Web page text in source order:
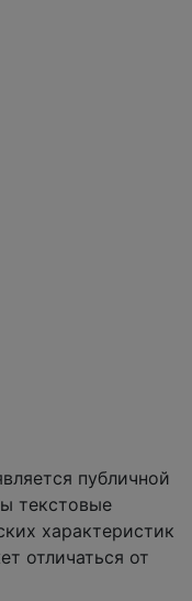
публичной
текстовые
характеристик
отличаться от